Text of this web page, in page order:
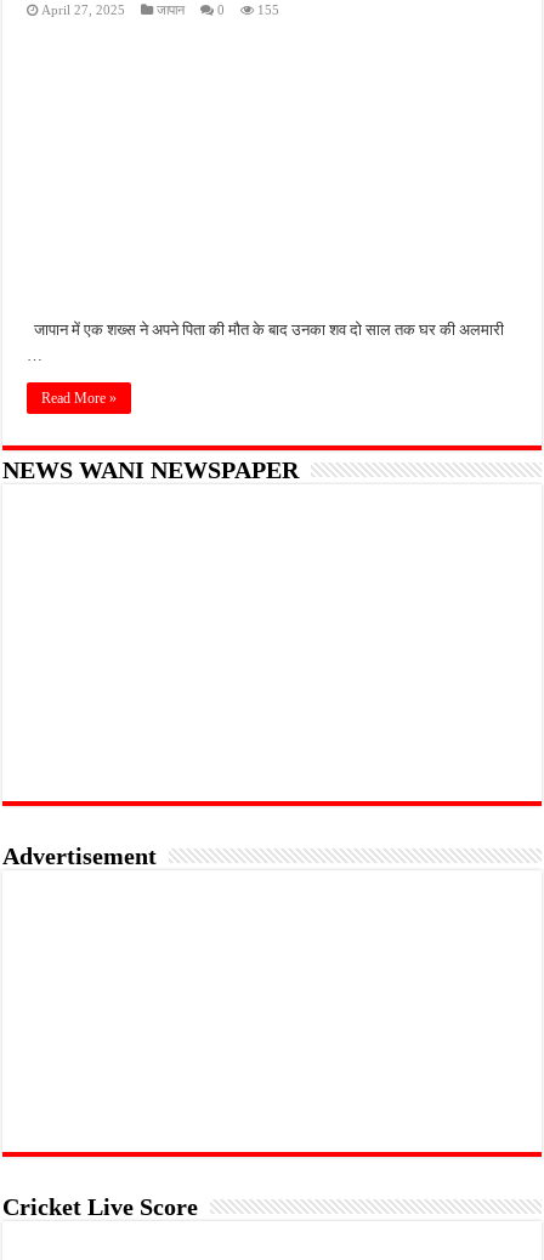
फतेहपुर के देवीगंज में दूषित पेयजल से बढ़ा संकट, बदबूदार पानी और जलभराव पर फूटा लोगों का
April 27, 2025 जापान 0 155
जापान में एक शख्स ने अपने पिता की मौत के बाद उनका शव दो साल तक घर की अलमारी
…
Read More »
NEWS WANI NEWSPAPER
Advertisement
Cricket Live Score